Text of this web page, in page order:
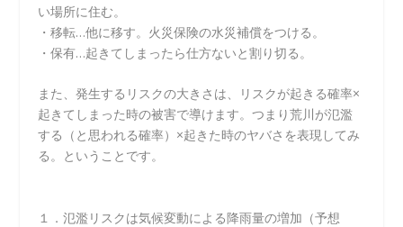
い場所に住む。
・移転…他に移す。火災保険の水災補償をつける。
・保有…起きてしまったら仕方ないと割り切る。
また、発生するリスクの大きさは、リスクが起きる確率×
起きてしまった時の被害で導けます。つまり荒川が氾濫
する（と思われる確率）×起きた時のヤバさを表現してみ
る。ということです。
１．氾濫リスクは気候変動による降雨量の増加（予想